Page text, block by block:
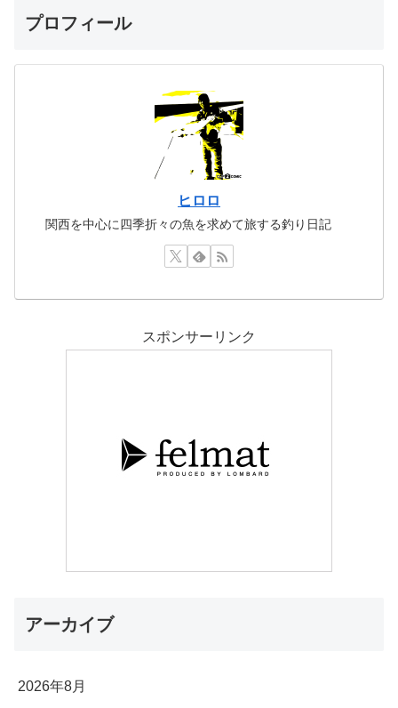
プロフィール
ヒロロ
関西を中心に四季折々の魚を求めて旅する釣り日記
スポンサーリンク
アーカイブ
2026年8月